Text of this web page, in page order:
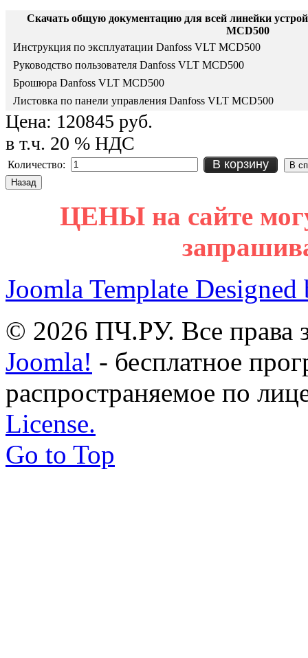
Скачать общую документацию для всей линейки
MCD500
Инструкция по эксплуатации Danfoss VLT MCD500
Руководство пользователя Danfoss VLT MCD500
Брошюра Danfoss VLT MCD500
Листовка по панели управления Danfoss VLT MCD500
Цена: 120845 руб.
в т.ч. 20 % НДС
Количество: В корзину
ЦЕНЫ на сайте
Joomla Template Designed
© 2026 ПЧ.РУ. Все права
Joomla! - бесплатное
распространяемое по
License.
Go to Top